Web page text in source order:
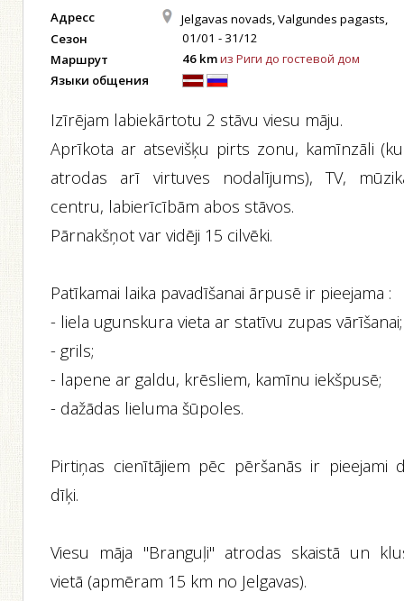
Адресс Jelgavas novads, Valgundes pagasts,
Сезон 01/01 - 31/12
Маршрут 46 kmиз Риги до гостевой дом
Языки общения
Izīrējam labiekārtotu 2 stāvu viesu māju.
Aprīkota ar atsevišķu pirts zonu, kamīnzāli
atrodas arī virtuves nodalījums), TV,
centru, labierīcībām abos stāvos.
Pārnakšņot var vidēji 15 cilvēki.
Patīkamai laika pavadīšanai ārpusē ir pieejama :
- liela ugunskura vieta ar statīvu zupas vārīšanai;
- grils;
- lapene ar galdu, krēsliem, kamīnu iekšpusē;
- dažādas lieluma šūpoles.
Pirtiņas cienītājiem pēc pēršanās ir pieejami
dīķi.
Viesu māja "Branguļi" atrodas skaistā un
vietā (apmēram 15 km no Jelgavas).